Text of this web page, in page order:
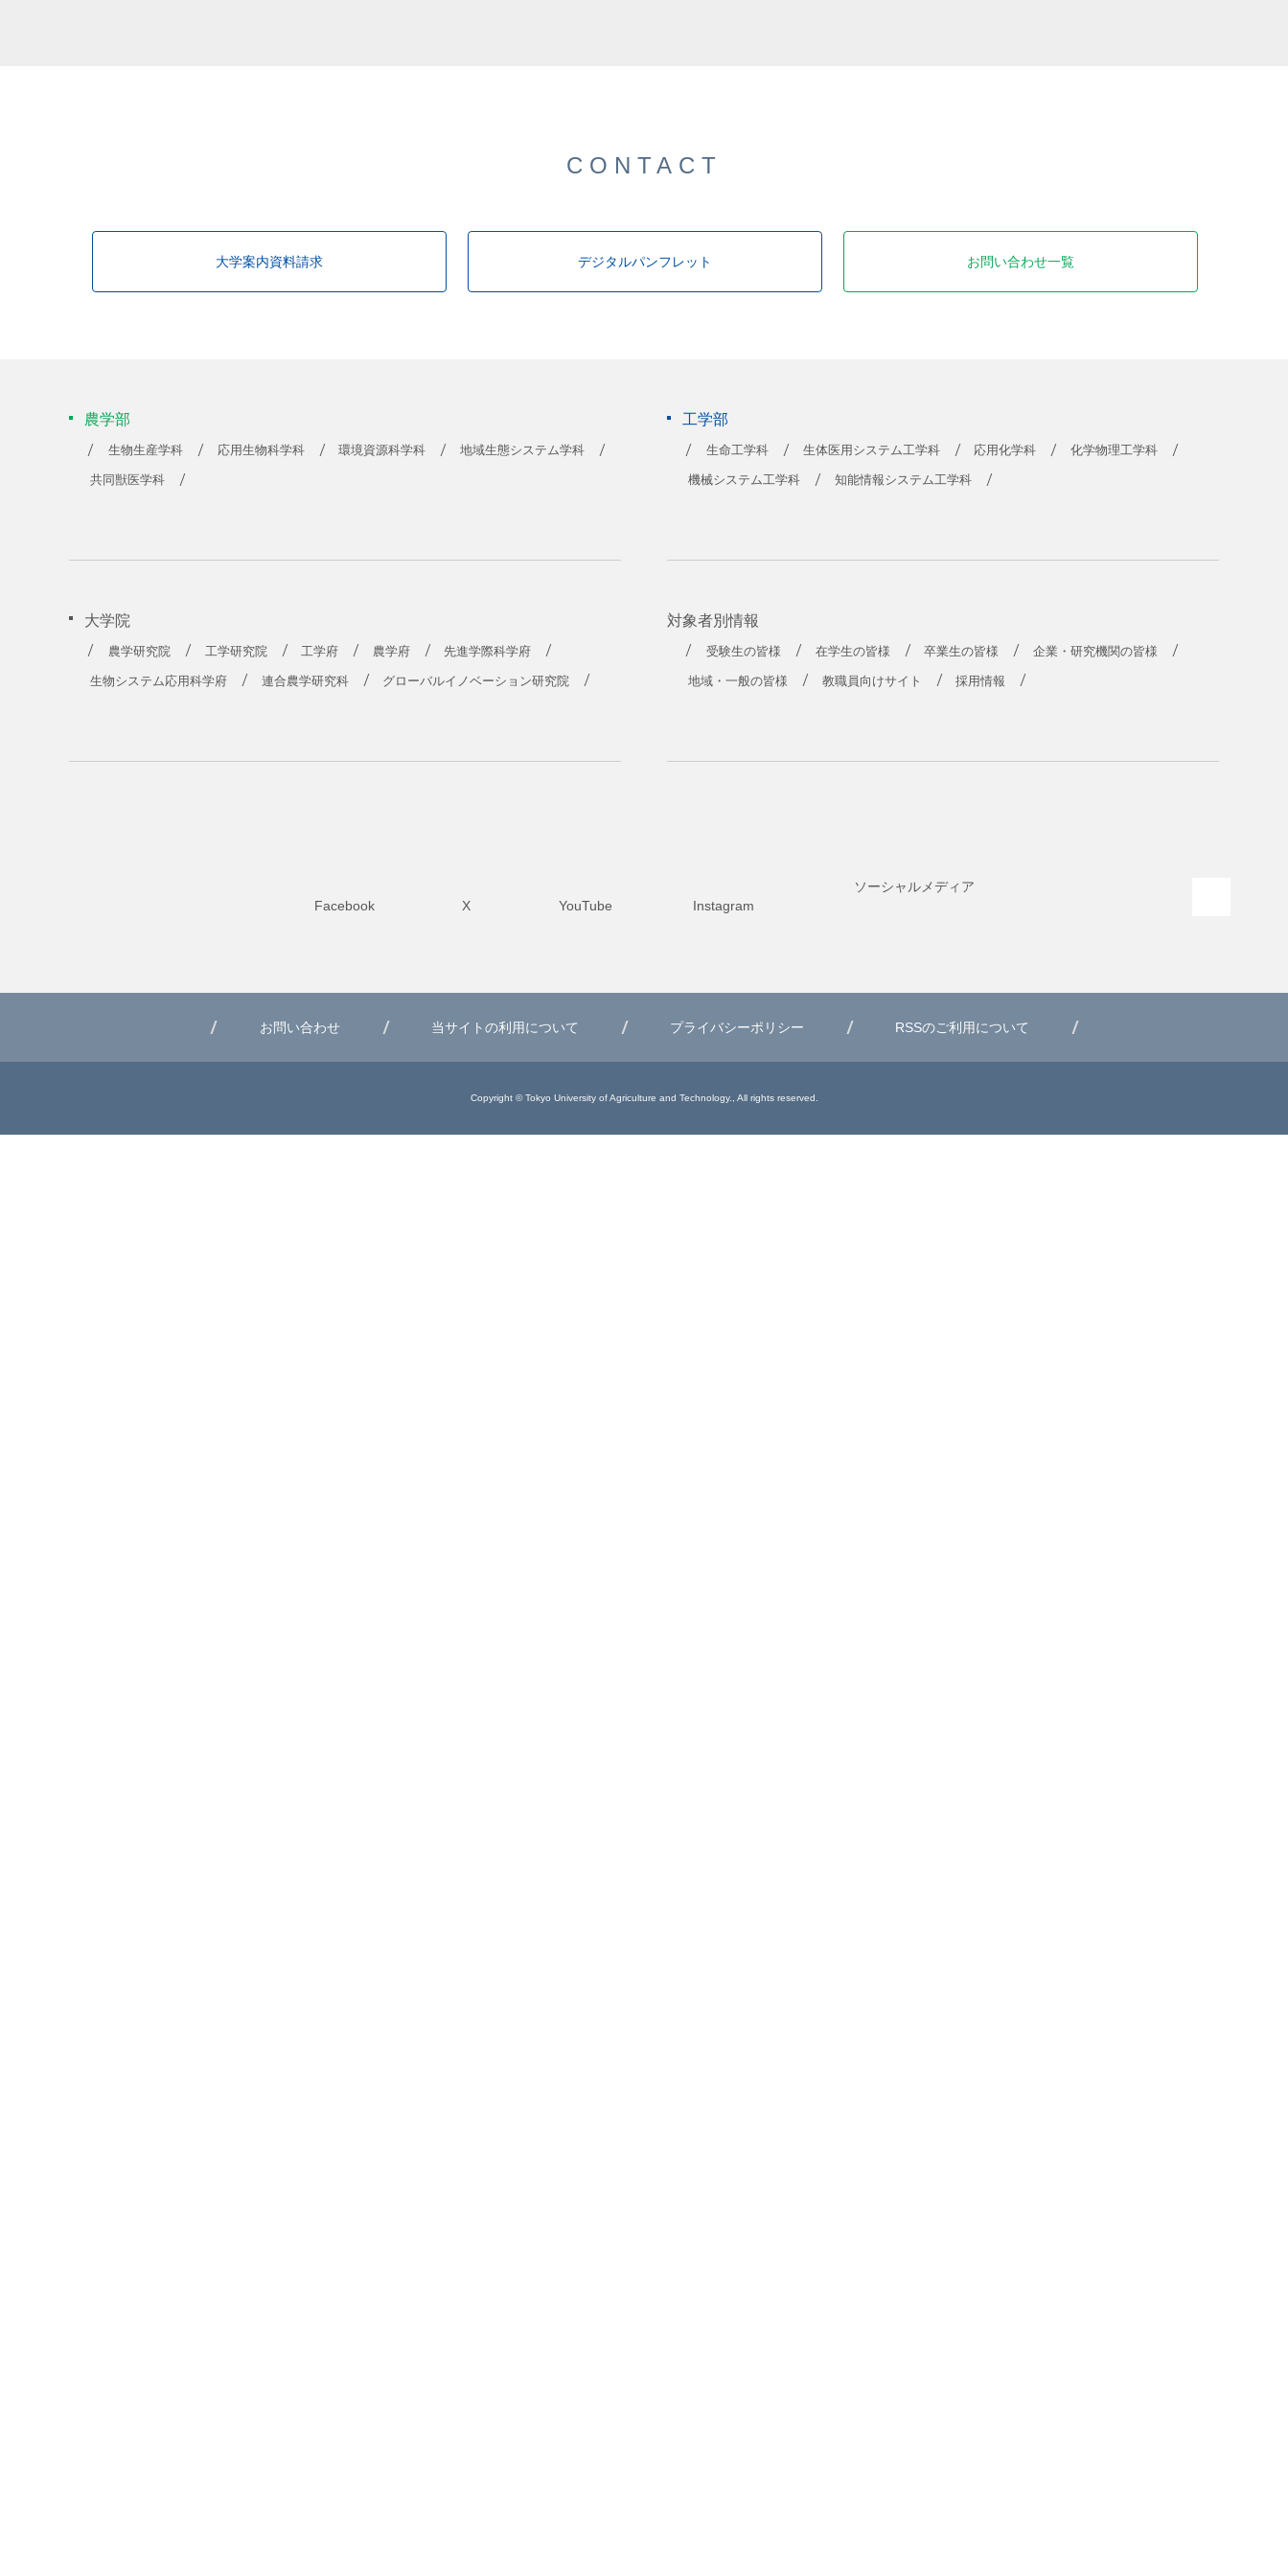
CONTACT
大学案内資料請求 デジタルパンフレット お問い合わせ一覧
農学部
生物生産学科 応用生物科学科 環境資源科学科 地域生態システム学科
共同獣医学科
工学部
生命工学科 生体医用システム工学科 応用化学科 化学物理工学科
機械システム工学科 知能情報システム工学科
大学院
農学研究院 工学研究院 工学府 農学府 先進学際科学府
生物システム応用科学府 連合農学研究科 グローバルイノベーション研究院
対象者別情報
受験生の皆様 在学生の皆様 卒業生の皆様 企業・研究機関の皆様
地域・一般の皆様 教職員向けサイト 採用情報
Facebook
X YouTube Instagram
ソーシャルメディア
お問い合わせ 当サイトの利用について プライバシーポリシー RSSのご利用について
Copyright © Tokyo University of Agriculture and Technology., All rights reserved.